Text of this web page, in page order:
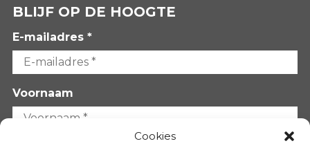
Cookies
BLIJF OP DE HOOGTE
E-mailadres *
Voornaam